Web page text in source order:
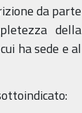
da parte
della
ha sede e al